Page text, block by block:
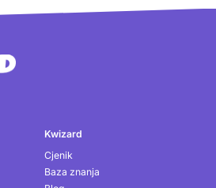
Kwizard
Cjenik
Baza znanja